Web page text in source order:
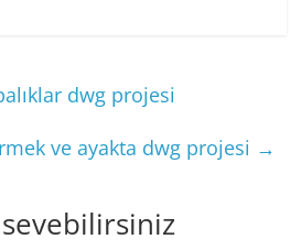
dwg projesi
ve ayakta dwg projesi →